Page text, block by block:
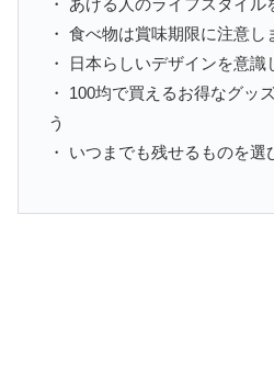
・ あげる人のライフスタイル
・ 食べ物は賞味期限に注意し
・ 日本らしいデザインを意識
・ 100均で買えるお得なグッ
う
・ いつまでも残せるものを選